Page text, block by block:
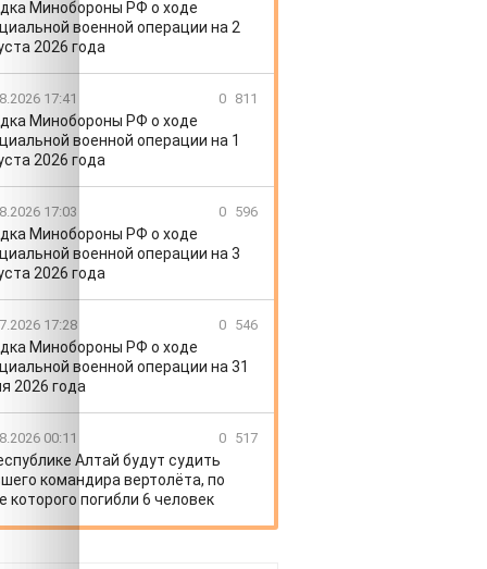
Минобороны РФ о ходе
военной операции на 2
2026 года
17:41 0 811
Минобороны РФ о ходе
военной операции на 1
2026 года
17:03 0 596
Минобороны РФ о ходе
военной операции на 3
2026 года
17:28 0 546
Минобороны РФ о ходе
военной операции на 31
2026 года
00:11 0 517
Алтай будут судить
командира вертолёта, по
которого погибли 6 человек